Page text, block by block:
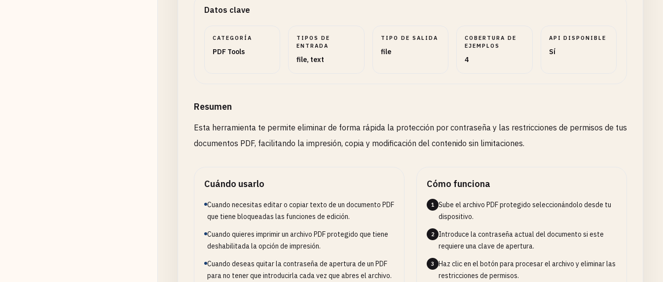
Datos clave
CATEGORÍA
PDF Tools
TIPOS DE
ENTRADA
file, text
TIPO DE SALIDA
file
COBERTURA DE
EJEMPLOS
4
API DISPONIBLE
Sí
Resumen
Esta herramienta te permite eliminar de forma rápida la protección por contraseña y las restricciones de permisos de tus
documentos PDF, facilitando la impresión, copia y modificación del contenido sin limitaciones.
Cuándo usarlo
Cuando necesitas editar o copiar texto de un documento PDF
que tiene bloqueadas las funciones de edición.
Cuando quieres imprimir un archivo PDF protegido que tiene
deshabilitada la opción de impresión.
Cuando deseas quitar la contraseña de apertura de un PDF
para no tener que introducirla cada vez que abres el archivo.
Cómo funciona
1
Sube el archivo PDF protegido seleccionándolo desde tu
dispositivo.
2
Introduce la contraseña actual del documento si este
requiere una clave de apertura.
3
Haz clic en el botón para procesar el archivo y eliminar las
restricciones de permisos.